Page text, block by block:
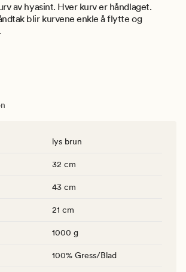
av hyasint. Hver kurv er håndlaget.
blir kurvene enkle å flytte og
lys brun
32 cm
43 cm
21 cm
1000 g
100% Gress/Blad